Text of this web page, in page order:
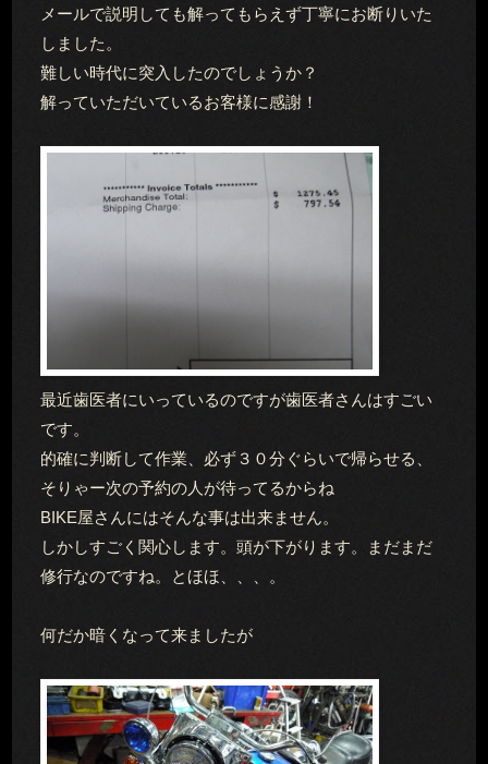
メールで説明しても解ってもらえず丁寧にお断りいた
しました。
難しい時代に突入したのでしょうか？
解っていただいているお客様に感謝！
最近歯医者にいっているのですが歯医者さんはすごい
です。
的確に判断して作業、必ず３０分ぐらいで帰らせる、
そりゃー次の予約の人が待ってるからね
BIKE屋さんにはそんな事は出来ません。
しかしすごく関心します。頭が下がります。まだまだ
修行なのですね。とほほ、、、。
何だか暗くなって来ましたが